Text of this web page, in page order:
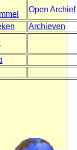
Open Archief
Archieven